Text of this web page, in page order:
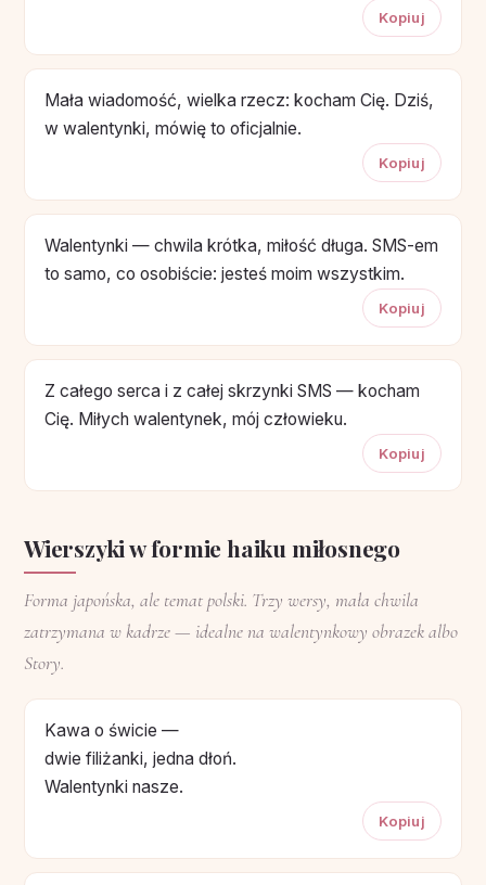
Kopiuj
Mała wiadomość, wielka rzecz: kocham Cię. Dziś,
w walentynki, mówię to oficjalnie.
Kopiuj
Walentynki — chwila krótka, miłość długa. SMS-em
to samo, co osobiście: jesteś moim wszystkim.
Kopiuj
Z całego serca i z całej skrzynki SMS — kocham
Cię. Miłych walentynek, mój człowieku.
Kopiuj
Wierszyki w formie haiku miłosnego
Forma japońska, ale temat polski. Trzy wersy, mała chwila
zatrzymana w kadrze — idealne na walentynkowy obrazek albo
Story.
Kawa o świcie —
dwie filiżanki, jedna dłoń.
Walentynki nasze.
Kopiuj